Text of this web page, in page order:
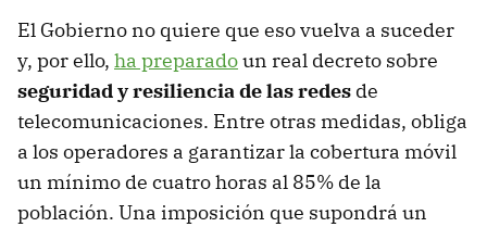
El Gobierno no quiere que eso vuelva a suceder
y, por ello, ha preparadoun real decreto sobre
seguridad y resiliencia de las redes de
telecomunicaciones. Entre otras medidas, obliga
a los operadores a garantizar la cobertura móvil
un mínimo de cuatro horas al 85% de la
población. Una imposición que supondrá un